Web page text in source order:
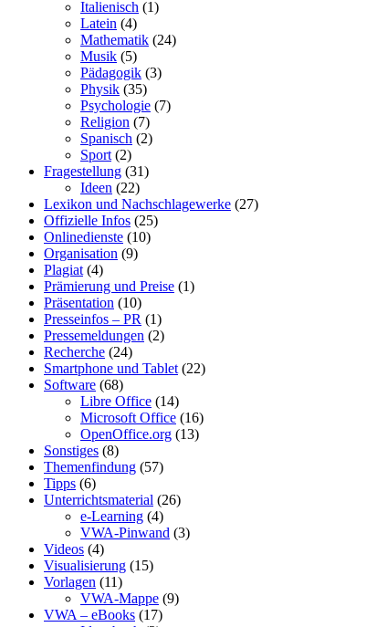
Italienisch (1)
Latein (4)
Mathematik (24)
Musik (5)
Pädagogik (3)
Physik (35)
Psychologie (7)
Religion (7)
Spanisch (2)
Sport (2)
Fragestellung (31)
Ideen (22)
Lexikon und Nachschlagewerke (27)
Offizielle Infos (25)
Onlinedienste (10)
Organisation (9)
Plagiat (4)
Prämierung und Preise (1)
Präsentation (10)
Presseinfos – PR (1)
Pressemeldungen (2)
Recherche (24)
Smartphone und Tablet (22)
Software (68)
Libre Office (14)
Microsoft Office (16)
OpenOffice.org (13)
Sonstiges (8)
Themenfindung (57)
Tipps (6)
Unterrichtsmaterial (26)
e-Learning (4)
VWA-Pinwand (3)
Videos (4)
Visualisierung (15)
Vorlagen (11)
VWA-Mappe (9)
VWA – eBooks (17)